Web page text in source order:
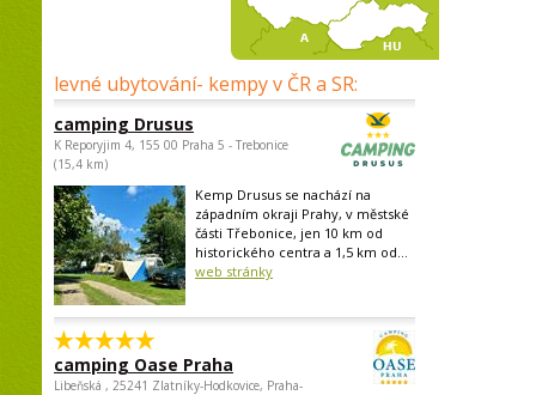
levné ubytování- kempy v ČR a SR:
camping Drusus
K Reporyjim 4, 155 00 Praha 5 - Trebonice
(15,4 km)
Kemp Drusus se nachází na
západním okraji Prahy, v městské
části Třebonice, jen 10 km od
historického centra a 1,5 km od...
web stránky
camping Oase Praha
Libeňská , 25241 Zlatníky-Hodkovice, Praha-